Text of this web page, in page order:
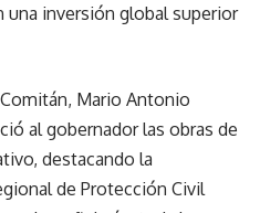
una inversión global superior
Mario Antonio
al gobernador las obras de
destacando la
de Protección Civil